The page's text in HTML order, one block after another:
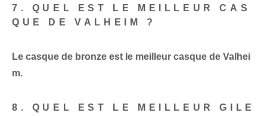
7. QUEL EST LE MEILLEUR CAS
QUE DE VALHEIM ?
Le casque de bronze est le meilleur casque de Valhei
m.
8. QUEL EST LE MEILLEUR GILE